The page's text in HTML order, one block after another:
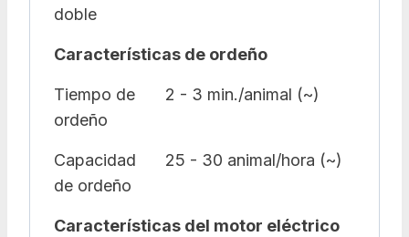
doble
Características de ordeño
Tiempo de
ordeño
2 - 3 min./animal (~)
Capacidad
de ordeño
25 - 30 animal/hora (~)
Características del motor eléctrico